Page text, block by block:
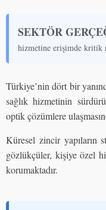
SEKTÖR
hizmetine erişimde kritik
Türkiye’nin dört bir
sağlık hizmetinin
optik çözümlere
Küresel zincir yapıların
gözlükçüler, kişiye özel
korumaktadır.